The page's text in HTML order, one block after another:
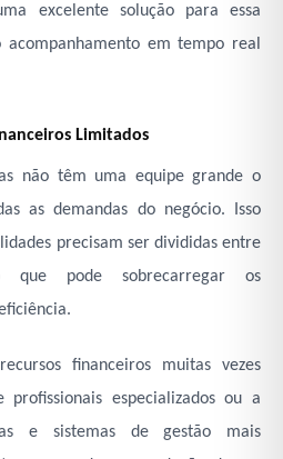
excelente solução para essa
em tempo real
Limitados
não têm uma equipe grande o
as demandas do negócio. Isso
precisam ser divididas entre
que pode sobrecarregar os
financeiros muitas vezes
especializados ou a
e sistemas de gestão mais